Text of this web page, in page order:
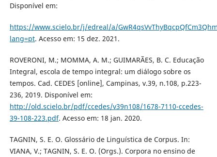
Disponível em:
https://www.scielo.br/j/edreal/a/
lang=pt. Acesso em: 15 dez. 2021.
ROVERONI, M.; MOMMA, A. M.; GUIMARÃES, B. C. Educação
Integral, escola de tempo integral: um diálogo sobre os
tempos. Cad. CEDES [online], Campinas, v.39, n.108, p.223-
236, 2019. Disponível em:
http://old.scielo.br/pdf/ccedes/v39n108/1678-7110-ccedes-
39-108-223.pdf. Acesso em: 18 jan. 2020.
TAGNIN, S. E. O. Glossário de Linguística de Corpus. In:
VIANA, V.; TAGNIN, S. E. O. (Orgs.). Corpora no ensino de